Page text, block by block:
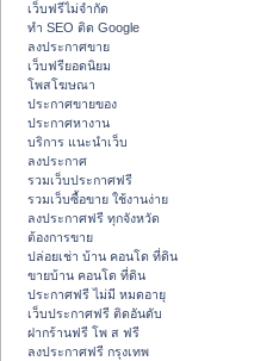
เว็บฟรีไม่จำกัด
ทำ SEO ติด Google
ลงประกาศขาย
เว็บฟรียอดนิยม
โพสโฆษณา
ประกาศขายของ
ประกาศหางาน
บริการ แนะนำเว็บ
ลงประกาศ
รวมเว็บประกาศฟรี
รวมเว็บซื้อขาย ใช้งานง่าย
ลงประกาศฟรี ทุกจังหวัด
ต้องการขาย
ปล่อยเช่า บ้าน คอนโด ที่ดิน
ขายบ้าน คอนโด ที่ดิน
ประกาศฟรี ไม่มี หมดอายุ
เว็บประกาศฟรี ติดอันดับ
ฝากร้านฟรี โพ ส ฟรี
ลงประกาศฟรี กรุงเทพ